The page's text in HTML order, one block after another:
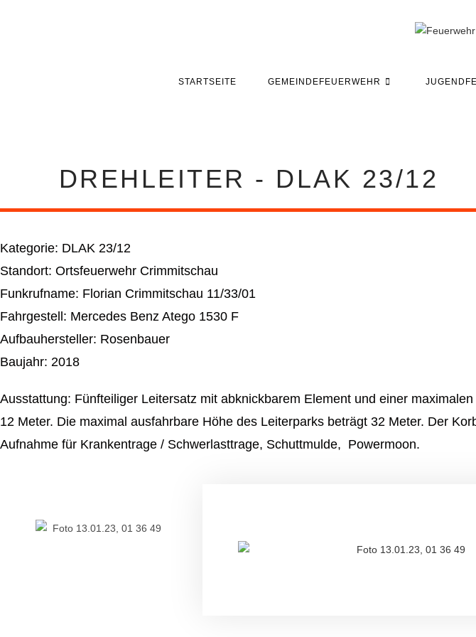
STARTSEITE GEMEINDEFEUERWEHR
DREHLEITER - DLAK 23/12
Kategorie: DLAK 23/12
Standort: Ortsfeuerwehr Crimmitschau
Funkrufname: Florian Crimmitschau 11/33/01
Fahrgestell: Mercedes Benz Atego 1530 F
Aufbauhersteller: Rosenbauer
Baujahr: 2018
Ausstattung: Fünfteiliger Leitersatz mit abknickbarem Element und einer
12 Meter. Die maximal ausfahrbare Höhe des Leiterparks beträgt 32 Meter. Der
Aufnahme für Krankentrage / Schwerlasttrage, Schuttmulde, Powermoon.